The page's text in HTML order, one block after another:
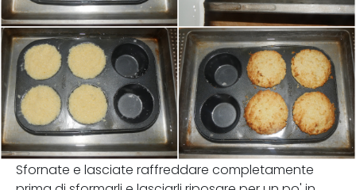
Sfornate e lasciate raffreddare completamente